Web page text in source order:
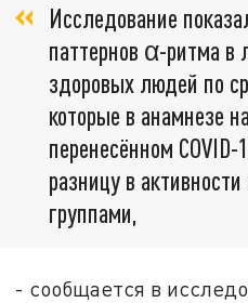
Исследование
паттернов α-ритма в
здоровых людей по
которые в анамнезе
перенесённом
разницу в
группами,
- сообщается в